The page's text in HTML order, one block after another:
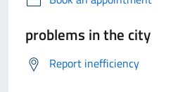
problems in the city
Report inefficiency